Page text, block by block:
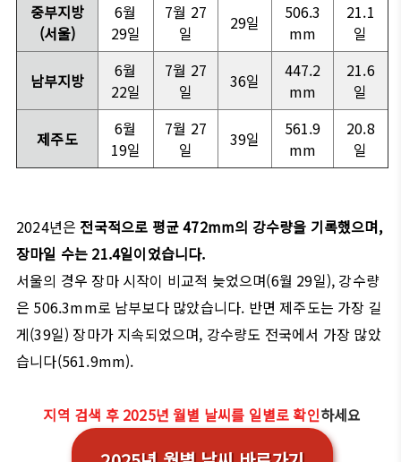
중부지방
(서울)
6월
29일
7월 27
일
29일
506.3
mm
21.1
일
남부지방
6월
22일
7월 27
일
36일
447.2
mm
21.6
일
제주도
6월
19일
7월 27
일
39일
561.9
mm
20.8
일
2024년은전국적으로 평균 472mm의 강수량을 기록했으며,
장마일 수는 21.4일이었습니다.
서울의 경우 장마 시작이 비교적 늦었으며(6월 29일), 강수량
은 506.3mm로 남부보다 많았습니다. 반면 제주도는 가장 길
게(39일) 장마가 지속되었으며, 강수량도 전국에서 가장 많았
습니다(561.9mm).
지역 검색 후 2025년 월별 날씨를 일별로 확인하세요